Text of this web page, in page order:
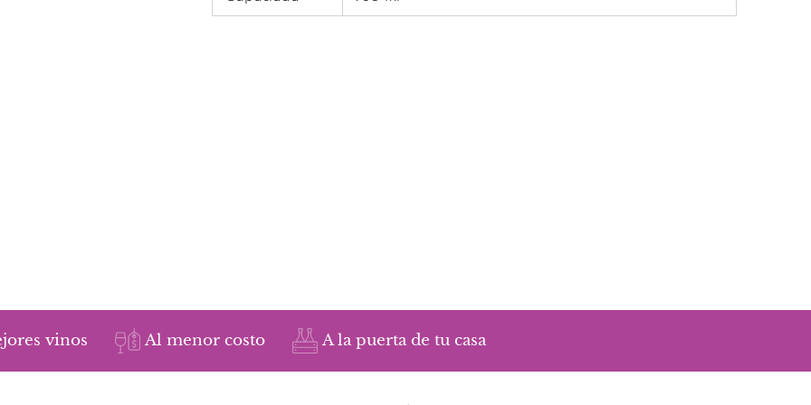
vinos Al menor costo A la puerta de tu casa